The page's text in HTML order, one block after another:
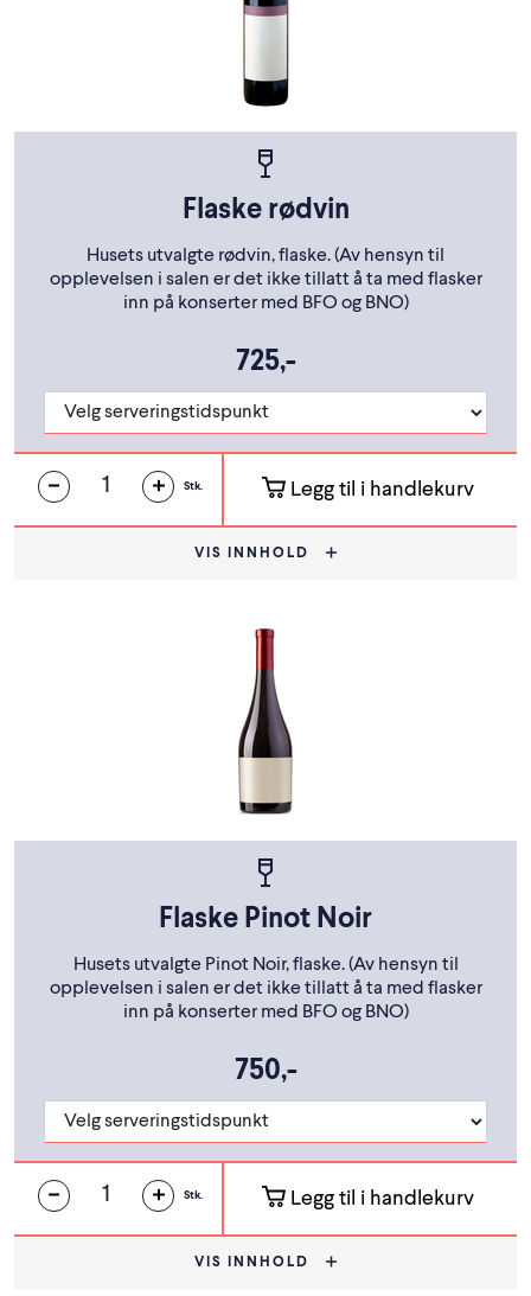
Flaske rødvin
Husets utvalgte rødvin, flaske. (Av hensyn til
opplevelsen i salen er det ikke tillatt å ta med flasker
inn på konserter med BFO og BNO)
725,-
Stk. Legg til i handlekurv
VIS INNHOLD
Flaske Pinot Noir
Husets utvalgte Pinot Noir, flaske. (Av hensyn til
opplevelsen i salen er det ikke tillatt å ta med flasker
inn på konserter med BFO og BNO)
750,-
Stk. Legg til i handlekurv
VIS INNHOLD